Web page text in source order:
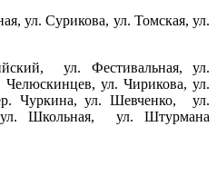
ул. Сурикова, ул. Томская, ул.
ул. Фестивальная, ул.
ул. Чирикова, ул.
Чуркина, ул. Шевченко, ул.
Школьная, ул. Штурмана